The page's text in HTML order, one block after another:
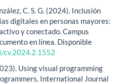
C. S. G. (2024). Inclusión
digitales en personas mayores:
y conectado. Campus
en línea. Disponible
Using visual programming
International Journal